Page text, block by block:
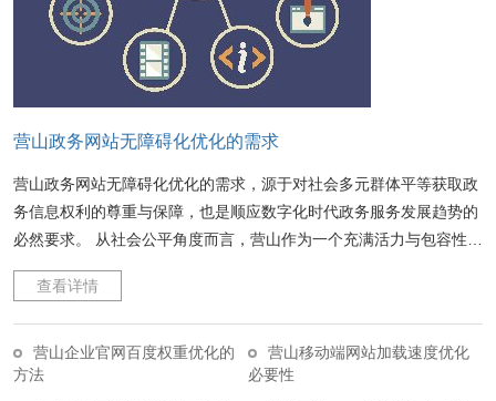
营山政务网站无障碍化优化的需求
营山政务网站无障碍化优化的需求，源于对社会多元群体平等获取政
务信息权利的尊重与保障，也是顺应数字化时代政务服务发展趋势的
必然要求。 从社会公平角度而言，营山作为一个充满活力与包容性的
地区，其社会群体构成丰富多样，包含着不同年龄段、不同身体状况
的居民。其中，老年人群体随着年龄增长，可能面临视力下降、操作
设备不熟练等问题；残障人士群体则可能存在视觉、听觉、肢体等方
面的障碍。政务网站作为政府与民众沟通的重要桥梁，若不能实现无
障碍化，就会使这些特殊群体在获取政务信息、办理政务事项时面临
查看详情
营山企业官网百度权重优化的
方法
营山移动端网站加载速度优化
必要性